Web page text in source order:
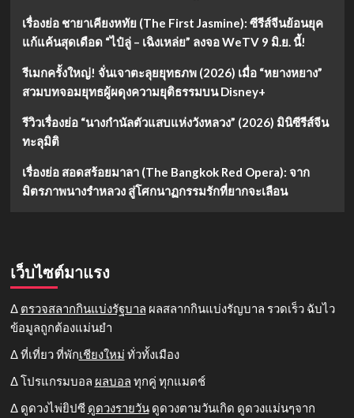
เรื่องย่อ ชายาเคียงหทัย (The First Jasmine): ซีรีส์จีนย้อนยุค
แก้แค้นสุดเดือด “ไป๋ลู่ – เฉิงเหล่ย” ลงจอ WeTV 9 มิ.ย. นี้!
รีเมกครั้งใหญ่! จั่นเจาตะลุยยุทธภพ (2026) เมื่อ “หยางหยาง”
สวมบทจอมยุทธผู้ผดุงความยุติธรรมบน Disney+
รีวิวเรื่องย่อ “นางกำนัลตัวแสบแห่งวังหลวง” (2026) มินิซีรีส์จีน
ทะลุมิติ
เรื่องย่อ สอดสร้อยมาลา (The Bangkok Red Opera): จาก
มิตรภาพนางรำหลวง สู่โศกนาฏกรรมรักที่ยากจะเลือน
เว็บไซต์มาแรง
Δ ตรวจสลากกินแบ่งรัฐบาล ผลสลากกินแบ่งรัญบาล รวดเร็ว ฉับไว
ข้อมูลถูกต้องแม่นยำ
Δ ที่เที่ยว ที่พักเชียงใหม่ ทั่วทั้งเมือง
Δ โปรแกรมบอล ผลบอล ทุกคู่ ทุกแมตช์
Δ ดูดวงไพ่ยิปซี ดูดวงรายวันดูดวงตามวันเกิด ดูดวงแม่นๆจาก